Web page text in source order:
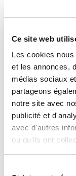
Ce site web
Les cookies
et les annonces,
médias sociaux
partageons
notre site avec
publicité et
avec d'autres
ou qu'ils ont
de l’établi du
L’écrivain
acheva la
Collector, en à
celui-ci devint
The Aristos,
réflexions, puis
succès auprès